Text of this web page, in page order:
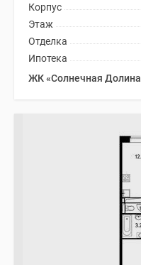
Корпус
Этаж
Отделка
Ипотека
ЖК «Солнечная